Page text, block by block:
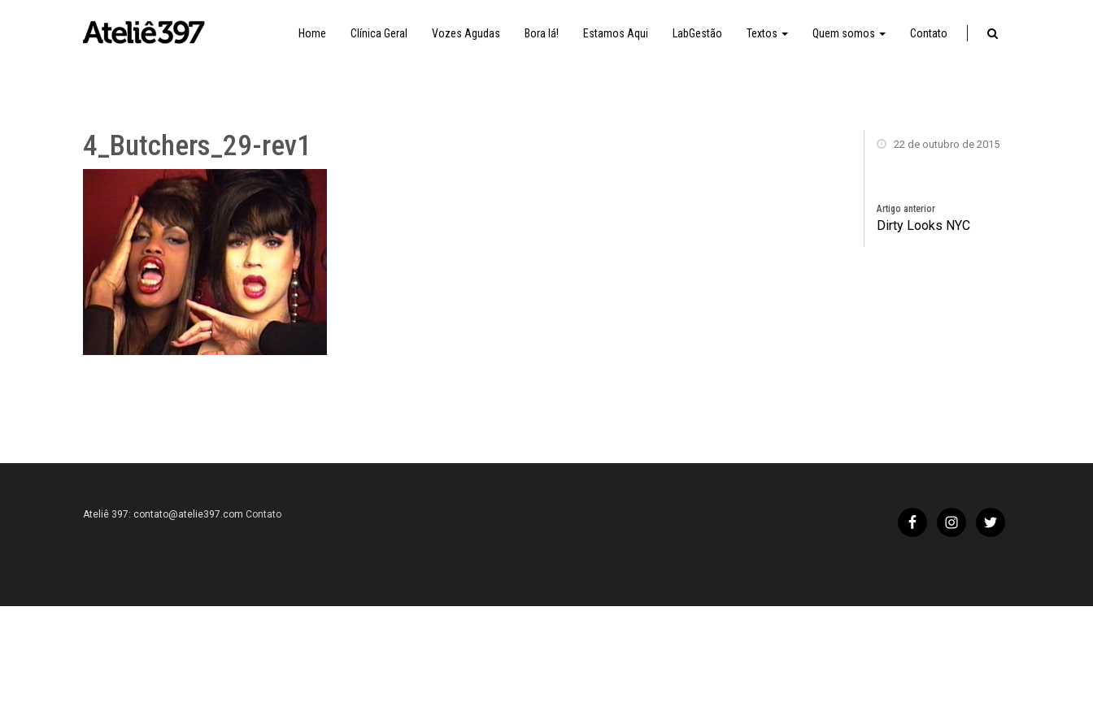
Home Clínica Geral Vozes Agudas Bora lá! Estamos Aqui LabGestão Textos Quem somos Contato
4_Butchers_29-rev1 22 de outubro de 2015
Artigo anterior
Dirty Looks NYC
Ateliê 397: contato@atelie397.com Contato